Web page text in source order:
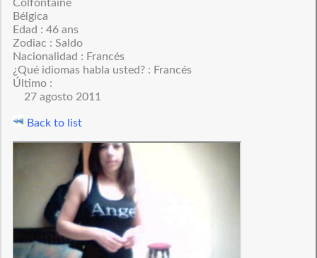
Colfontaine
Bélgica
Edad : 46 ans
Zodiac : Saldo
Nacionalidad : Francés
¿Qué idiomas habla usted? : Francés
Último :
27 agosto 2011
Back to list